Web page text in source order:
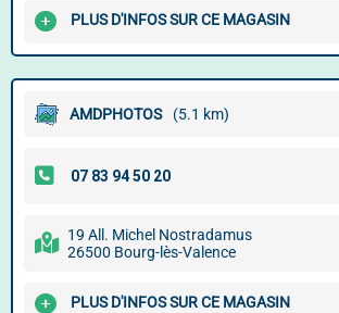
PLUS D'INFOS SUR CE MAGASIN
AMDPHOTOS (5.1 km)
19 All. Michel Nostradamus
26500 Bourg-lès-Valence
PLUS D'INFOS SUR CE MAGASIN